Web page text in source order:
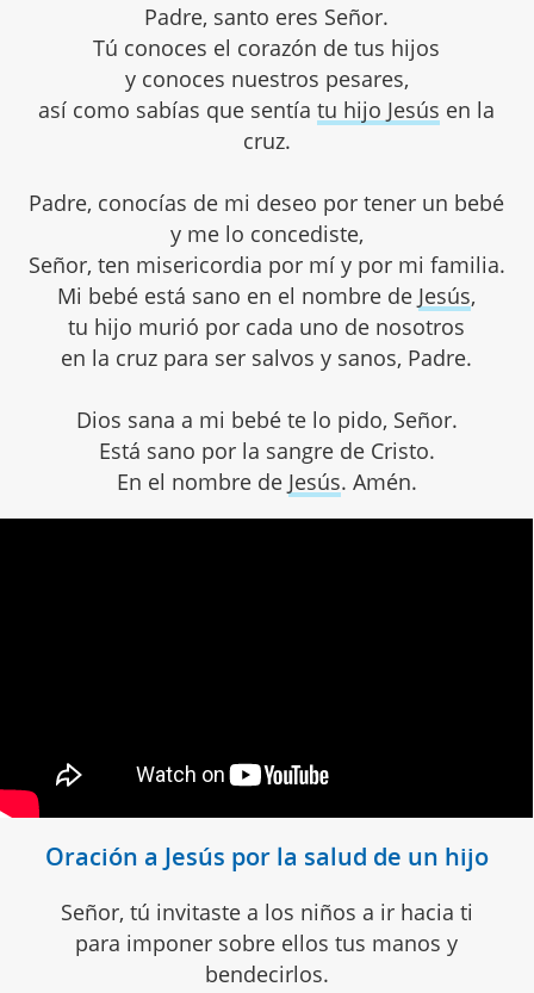
Padre, santo eres Señor.
Tú conoces el corazón de tus hijos
y conoces nuestros pesares,
así como sabías que sentíatu hijo Jesús en la
cruz.
Padre, conocías de mi deseo por tener un bebé
y me lo concediste,
Señor, ten misericordia por mí y por mi familia.
Mi bebé está sano en el nombre de Jesús,
tu hijo murió por cada uno de nosotros
en la cruz para ser salvos y sanos, Padre.
Dios sana a mi bebé te lo pido, Señor.
Está sano por la sangre de Cristo.
En el nombre de Jesús. Amén.
Oración a Jesús por la salud de un hijo
Señor, tú invitaste a los niños a ir hacia ti
para imponer sobre ellos tus manos y
bendecirlos.